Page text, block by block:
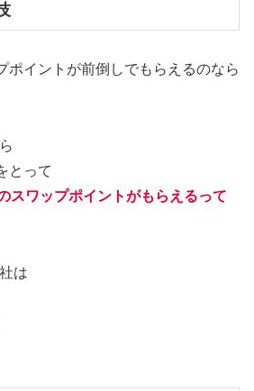
ポイントが前倒しでもらえるのなら
とって
スワップポイントがもらえるって
は